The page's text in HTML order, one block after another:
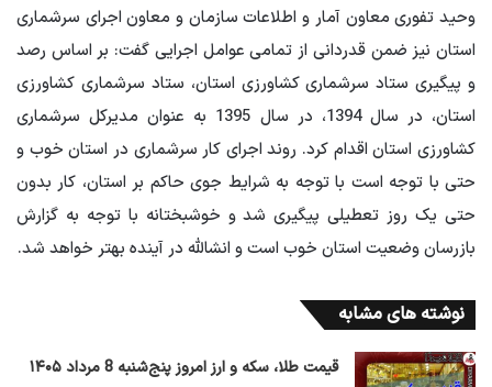
وحید تفوری معاون آمار و اطلاعات سازمان و معاون اجرای سرشماری
استان نیز ضمن قدردانی از تمامی عوامل اجرایی گفت: بر اساس رصد
و پیگیری ستاد سرشماری کشاورزی استان، ستاد سرشماری کشاورزی
استان، در سال 1394، در سال 1395 به عنوان مدیرکل سرشماری
کشاورزی استان اقدام کرد. روند اجرای کار سرشماری در استان خوب و
حتی با توجه است با توجه به شرایط جوی حاکم بر استان، کار بدون
حتی یک روز تعطیلی پیگیری شد و خوشبختانه با توجه به گزارش
بازرسان وضعیت استان خوب است و انشالله در آینده بهتر خواهد شد.
نوشته های مشابه
قیمت طلا، سکه و ارز امروز پنج‌شنبه 8 مرداد ۱۴۰۵